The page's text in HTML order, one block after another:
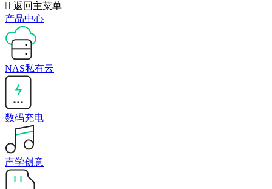
 返回主菜单
产品中心
NAS私有云
数码充电
声学创意